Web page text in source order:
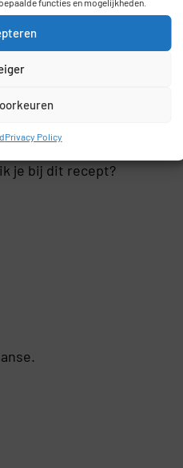
Privacy Policy
je bij dit recept?